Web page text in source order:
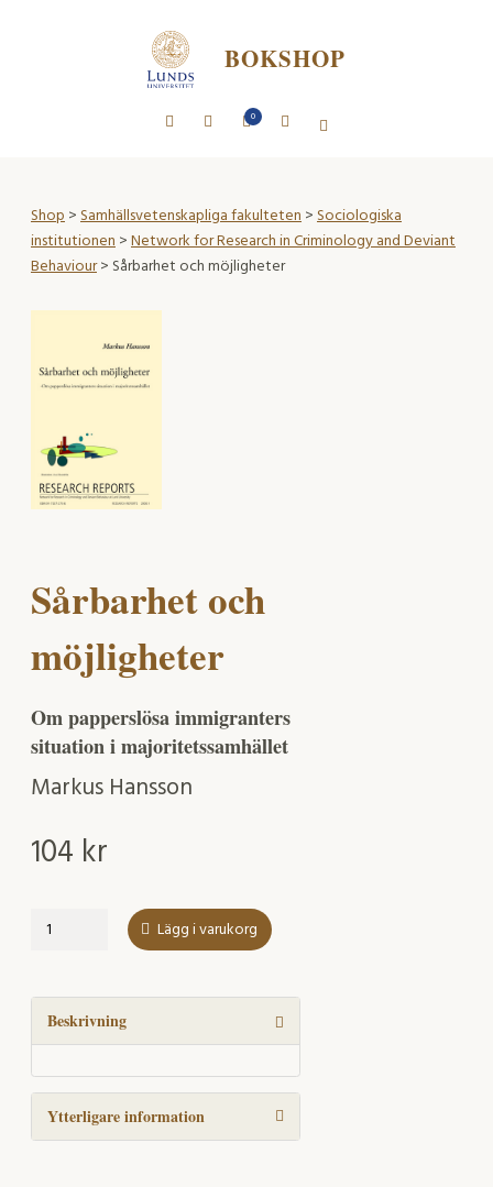
BOKSHOP
0
Shop>Samhällsvetenskapliga fakulteten>Sociologiska
institutionen>Network for Research in Criminology and Deviant
Behaviour> Sårbarhet och möjligheter
Sårbarhet och
möjligheter
Om papperslösa immigranters
situation i majoritetssamhället
Markus Hansson
104 kr
Sårbarhet
mängd
Lägg i varukorg
Beskrivning
Ytterligare information